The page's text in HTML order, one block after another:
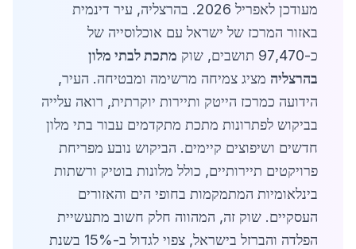
מעודכן לאפריל 2026. בהרצליה, עיר דינמית
באזור המרכז של ישראל עם אוכלוסייה של
כ-97,470 תושבים, שוק
מתכת לבתי מלון
בהרצליה מציג צמיחה מרשימה ומבטיחה. העיר,
הידועה כמרכז הייטק ותיירות יוקרתית, רואה עלייה
בביקוש לפתרונות מתכת מתקדמים עבור בתי מלון
חדשים ושיפוצים קיימים. הביקוש נובע מפריחת
פרויקטים תיירותיים, כולל מלונות בוטיק ורשתות
בינלאומיות המתמקמות בחופי הים והאזורים
העסקיים. שוק זה, המהווה חלק חשוב מתעשיית
הפלדה והברזל בישראל, צפוי לגדול ב-15% בשנת